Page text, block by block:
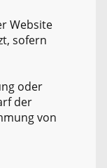
Website
sofern
oder
der
von